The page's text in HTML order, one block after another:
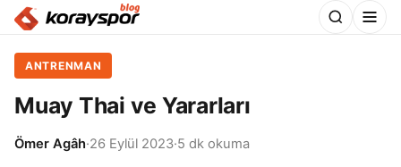
ANTRENMAN
Muay Thai ve Yararları
Ömer Agâh·26 Eylül 2023·5 dk okuma